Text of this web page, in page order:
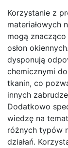
Korzystanie z
materiałowych
mogą
osłon
dysponują
chemicznymi
tkanin, co
innych
Dodatkowo
wiedzę na
różnych typów
działań.